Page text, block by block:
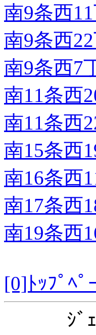
南9条西11
南9条西22
南9条西7
南11条西
南11条西
南15条西
南16条西
南17条西
南19条西
[0]ﾄｯﾌﾟﾍﾟ
ｼﾞ